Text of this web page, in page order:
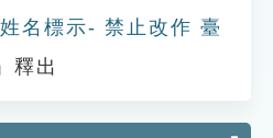
名標示- 禁止改作 臺
釋出